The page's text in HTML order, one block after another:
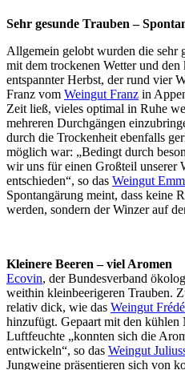
Sehr gesunde Trauben –
Allgemein gelobt wurden die sehr
mit dem trockenen Wetter und
entspannter Herbst, der rund vier
Franz vom Weingut Franz in
Zeit ließ, vieles optimal in Ruhe
mehreren Durchgängen
durch die Trockenheit ebenfalls
möglich war: „Bedingt durch
wir uns für einen Großteil unserer
entschieden“, so das Weingut
Spontangärung meint, dass keine
werden, sondern der Winzer auf
Kleinere Beeren – viel Aromen
Ecovin, der Bundesverband
weithin kleinbeerigeren Trauben.
relativ dick, wie das Weingut
hinzufügt. Gepaart mit den kühlen
Luftfeuchte „konnten sich die
entwickeln“, so das Weingut
Jungweine präsentieren sich von